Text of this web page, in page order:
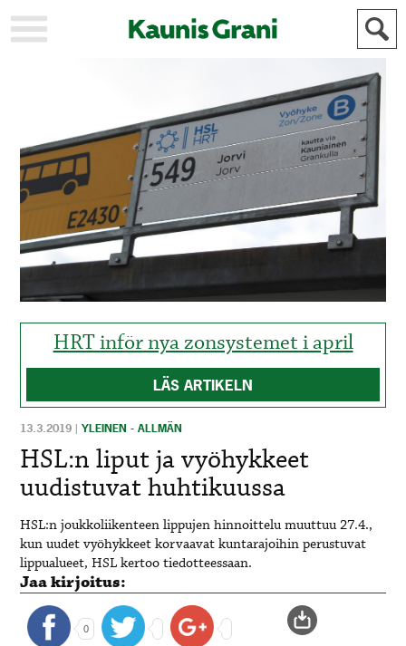
AKTUELLT
URHEILU
IDROTT
KULTTUURI
KULTUR
HISTORIA
HISTORIA
YLEINEN
ALLMÄN
MAINOSTAJILLE
FÖR
ANNONSÖRER
HRT inför nya zonsystemet i april
LÄS ARTIKELN
13.3.2019 |YLEINEN - ALLMÄN
HSL:n liput ja vyöhykkeet
uudistuvat huhtikuussa
HSL:n joukkoliikenteen lippujen hinnoittelu muuttuu 27.4.,
kun uudet vyöhykkeet korvaavat kuntarajoihin perustuvat
lippualueet, HSL kertoo tiedotteessaan.
Jaa kirjoitus:
0